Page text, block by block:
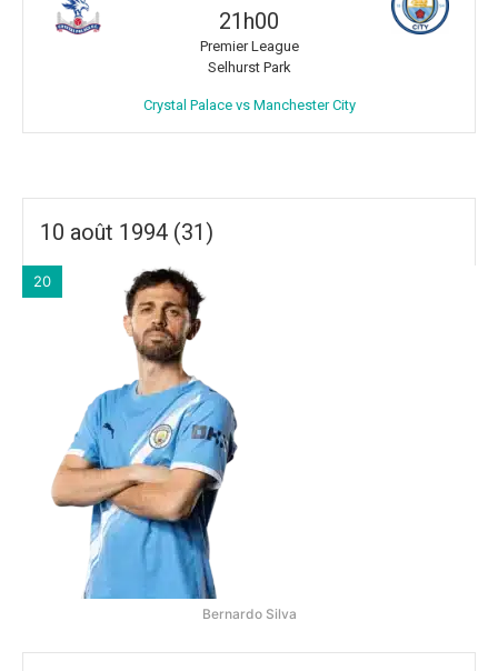
21h00
Premier League
Selhurst Park
Crystal Palace vs Manchester City
10 août 1994 (31)
20
Bernardo Silva